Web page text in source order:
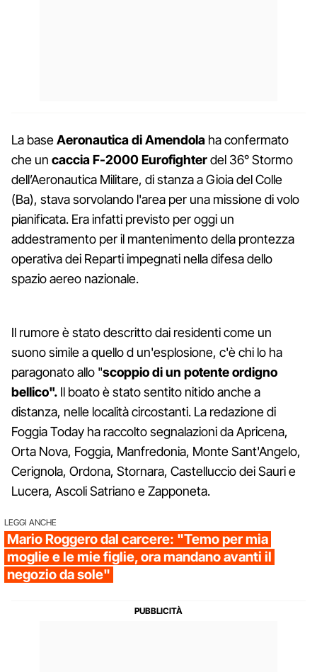
La baseAeronautica di Amendola ha confermato
che un caccia F-2000 Eurofighterdel 36° Stormo
dell’Aeronautica Militare, di stanza a Gioia del Colle
(Ba), stava sorvolando l'area per una missione di volo
pianificata. Era infatti previsto per oggi un
addestramento per il mantenimento della prontezza
operativa dei Reparti impegnati nella difesa dello
spazio aereo nazionale.
Il rumore è stato descritto dai residenti come un
suono simile a quello d un'esplosione, c'è chi lo ha
paragonato allo "scoppio di un potente ordigno
bellico". Il boato è stato sentito nitido anche a
distanza, nelle località circostanti. La redazione di
Foggia Today ha raccolto segnalazioni da Apricena,
Orta Nova, Foggia, Manfredonia, Monte Sant'Angelo,
Cerignola, Ordona, Stornara, Castelluccio dei Sauri e
Lucera, Ascoli Satriano e Zapponeta.
LEGGI ANCHE
Mario Roggero dal carcere: "Temo per mia
moglie e le mie figlie, ora mandano avanti il
negozio da sole"